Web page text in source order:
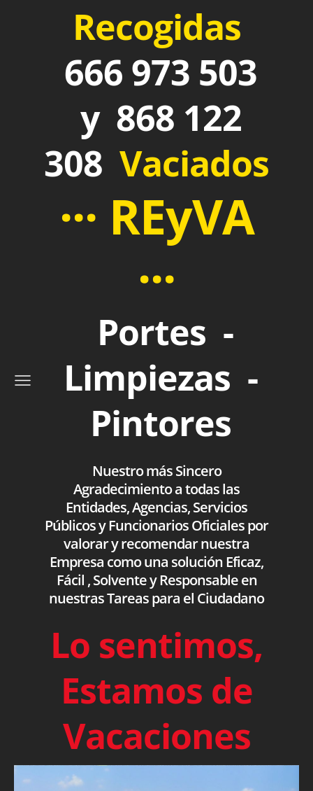
Recogidas
666 973 503
y 868 122
308 Vaciados
··· REyVA
···
Portes -
Limpiezas -
Pintores
Nuestro más Sincero
Agradecimiento a todas las
Entidades, Agencias, Servicios
Públicos y Funcionarios Oficiales por
valorar y recomendar nuestra
Empresa como una solución Eficaz,
Fácil , Solvente y Responsable en
nuestras Tareas para el Ciudadano
Lo sentimos,
Estamos de
Vacaciones